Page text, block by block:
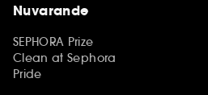
Nuvarande
SEPHORA Prize
Clean at Sephora
Pride